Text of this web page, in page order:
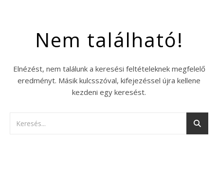
Nem található!
Elnézést, nem találunk a keresési feltételeknek megfelelő
eredményt. Másik kulcsszóval, kifejezéssel újra kellene
kezdeni egy keresést.